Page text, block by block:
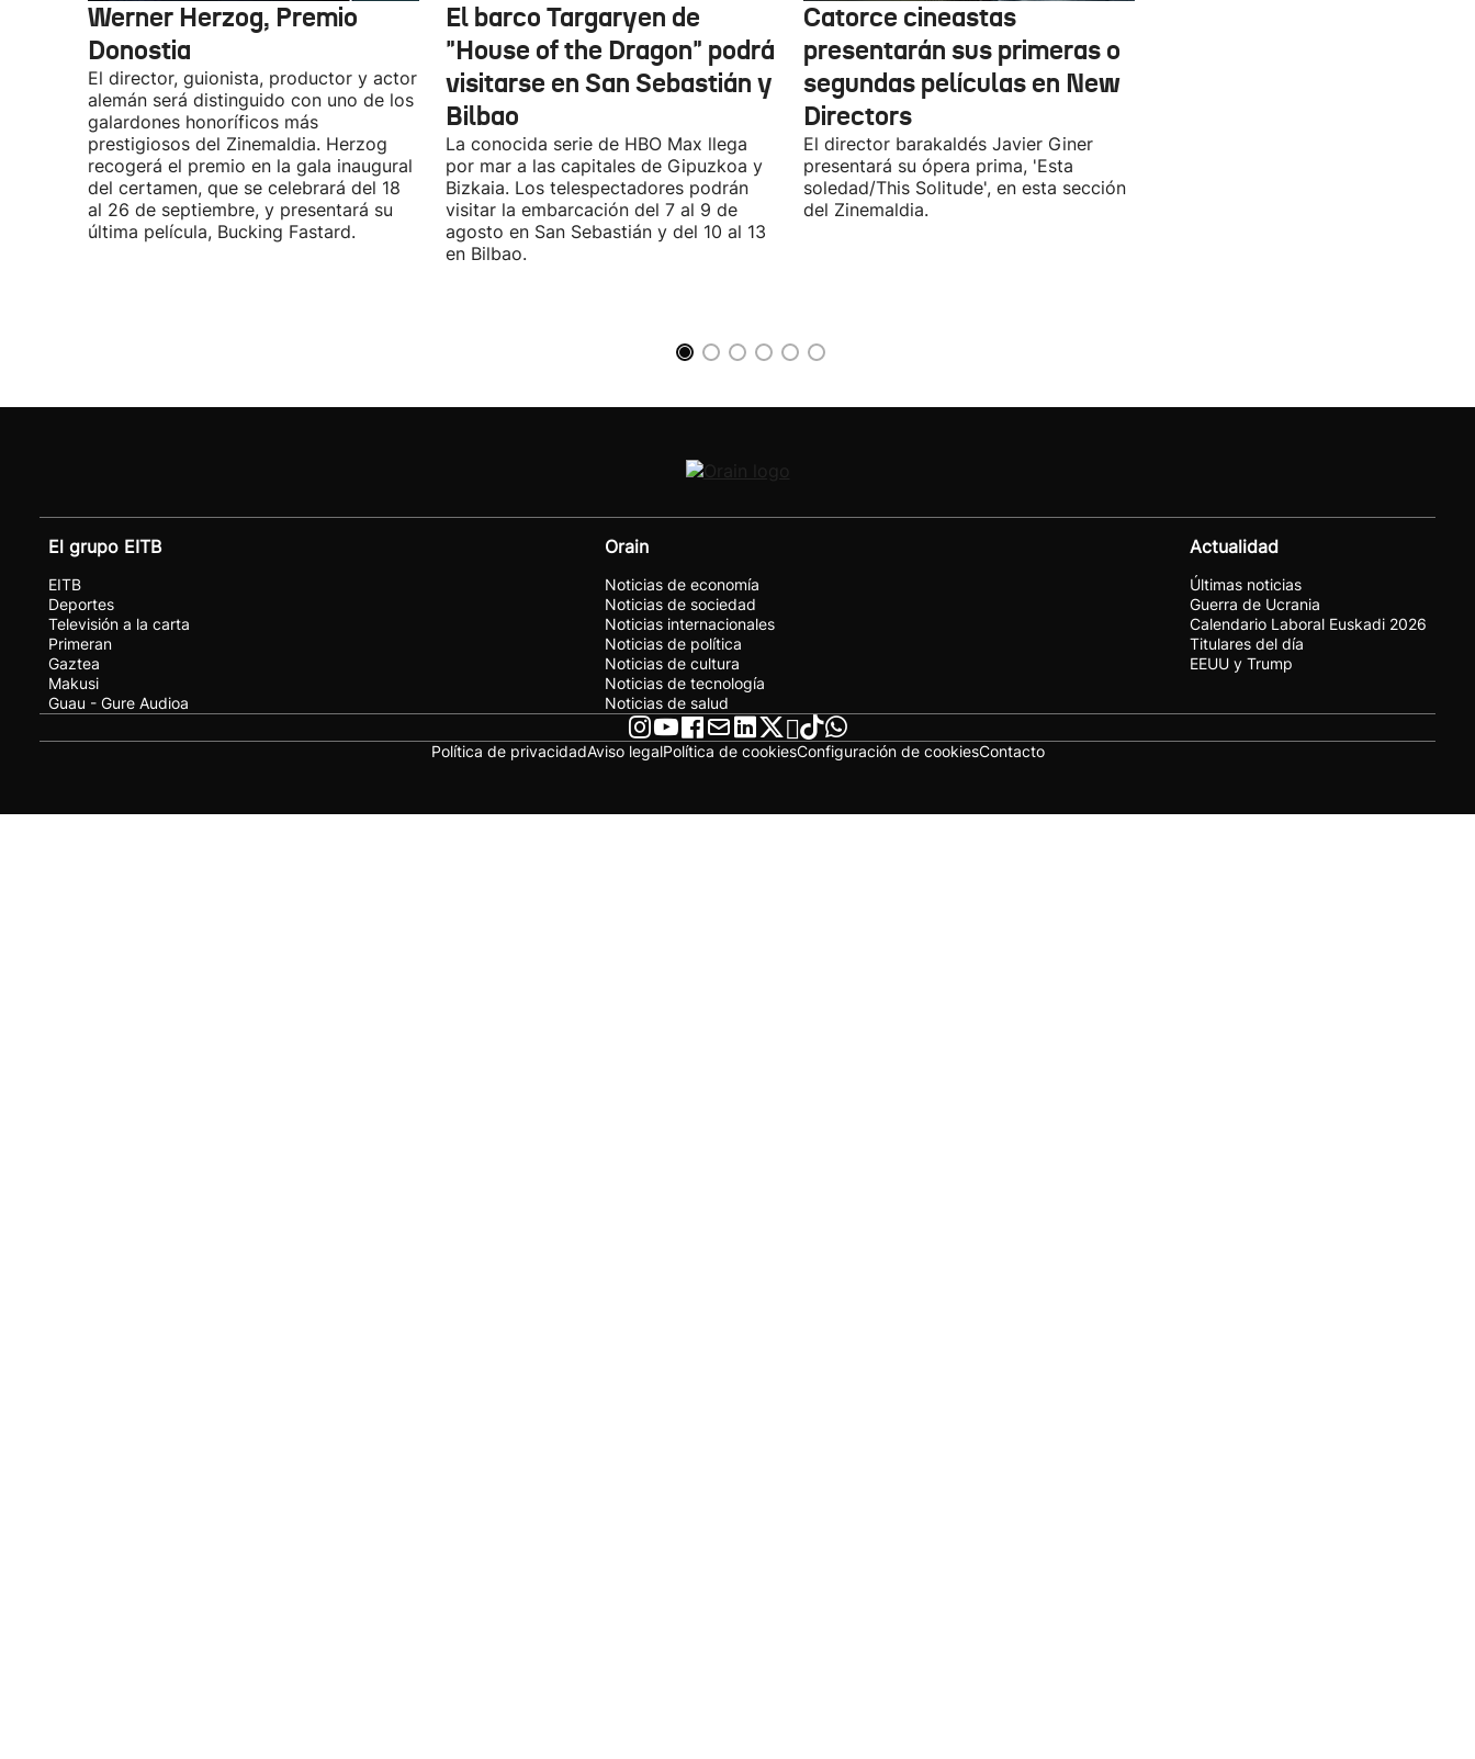
Werner Herzog, Premio
Donostia
El director, guionista, productor y actor
alemán será distinguido con uno de los
galardones honoríficos más
prestigiosos del Zinemaldia. Herzog
recogerá el premio en la gala inaugural
del certamen, que se celebrará del 18
al 26 de septiembre, y presentará su
última película, Bucking Fastard.
El barco Targaryen de
"House of the Dragon" podrá
visitarse en San Sebastián y
Bilbao
La conocida serie de HBO Max llega
por mar a las capitales de Gipuzkoa y
Bizkaia. Los telespectadores podrán
visitar la embarcación del 7 al 9 de
agosto en San Sebastián y del 10 al 13
en Bilbao.
Catorce cineastas
presentarán sus primeras o
segundas películas en New
Directors
El director barakaldés Javier Giner
presentará su ópera prima, 'Esta
soledad/This Solitude', en esta sección
del Zinemaldia.
El grupo EITB
EITB
Deportes
Televisión a la carta
Primeran
Gaztea
Makusi
Guau - Gure Audioa
Orain
Noticias de economía
Noticias de sociedad
Noticias internacionales
Noticias de política
Noticias de cultura
Noticias de tecnología
Noticias de salud
Actualidad
Últimas noticias
Guerra de Ucrania
Calendario Laboral Euskadi 2026
Titulares del día
EEUU y Trump
Política de privacidadAviso legalPolítica de cookiesConfiguración de cookiesContacto